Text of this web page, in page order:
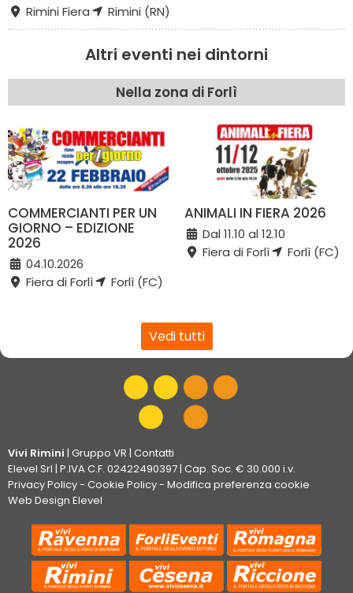
Rimini Fiera
Rimini (RN)
Altri eventi nei dintorni
Nella zona di Forlì
COMMERCIANTI PER UN
GIORNO – EDIZIONE
2026
04.10.2026
Fiera di Forlì
Forlì (FC)
ANIMALI IN FIERA 2026
Dal 11.10 al 12.10
Fiera di Forlì
Forlì (FC)
Vedi tutti
Vivi Rimini | Gruppo VR | Contatti
Elevel Srl | P.IVA C.F. 02422490397 | Cap. Soc. € 30.000 i.v.
Privacy Policy- Cookie Policy- Modifica preferenza cookie
Web Design Elevel